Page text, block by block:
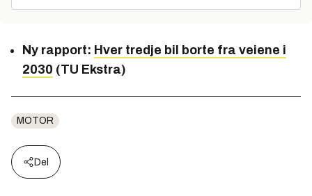
Ny rapport: Hver tredje bil borte fra veiene i
2030 (TU Ekstra)
MOTOR
Del